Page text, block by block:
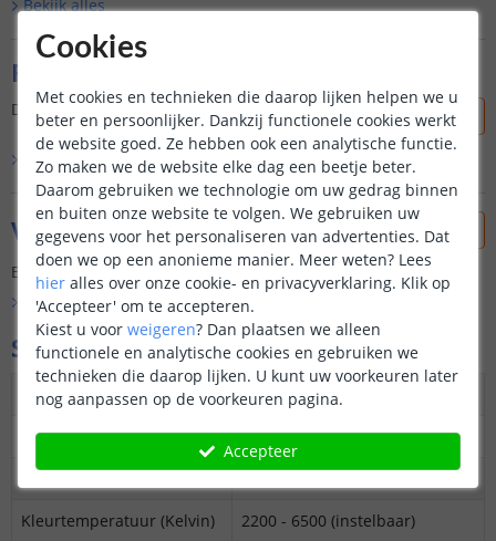
Bekijk alles
Reviews
Dit product is nog niet beoordeeld door onze klanten.
Bekijk alle 0 reviews
Vraag & antwoord
Er is nog geen vraag gesteld over dit product.
Bekijk alle Vraag & antwoord
Specificaties
Kleur
Dual White: warm en koud wit
Maximaal verbruik
7 Watt
Kleurtemperatuur (Kelvin)
2200 - 6500 (instelbaar)
Cookies
Met cookies en technieken die daarop lijken helpen we u
beter en persoonlijker. Dankzij functionele cookies werkt
de website goed. Ze hebben ook een analytische functie.
Zo maken we de website elke dag een beetje beter.
Daarom gebruiken we technologie om uw gedrag binnen
en buiten onze website te volgen. We gebruiken uw
gegevens voor het personaliseren van advertenties. Dat
doen we op een anonieme manier. Meer weten? Lees
hier alles over onze cookie- en privacyverklaring. Klik op
'Accepteer' om te accepteren.
Kiest u voor weigeren? Dan plaatsen we alleen
functionele en analytische cookies en gebruiken we
technieken die daarop lijken. U kunt uw voorkeuren later
nog aanpassen op de voorkeuren pagina.
Accepteer